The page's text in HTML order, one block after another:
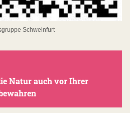
Schweinfurt
Natur auch vor Ihrer